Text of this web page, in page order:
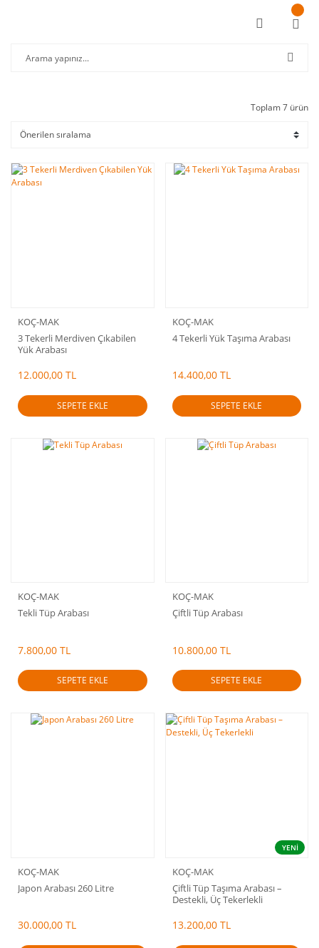
Toplam 7 ürün
KOÇ-MAK
3 Tekerli Merdiven Çıkabilen
Yük Arabası
12.000,00 TL
SEPETE EKLE
KOÇ-MAK
4 Tekerli Yük Taşıma Arabası
14.400,00 TL
SEPETE EKLE
KOÇ-MAK
Tekli Tüp Arabası
7.800,00 TL
SEPETE EKLE
KOÇ-MAK
Çiftli Tüp Arabası
10.800,00 TL
SEPETE EKLE
KOÇ-MAK
Japon Arabası 260 Litre
30.000,00 TL
YENİ
KOÇ-MAK
Çiftli Tüp Taşıma Arabası –
Destekli, Üç Tekerlekli
13.200,00 TL